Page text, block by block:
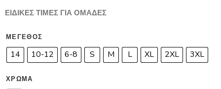
ΕΙΔΙΚΕΣ ΤΙΜΕΣ ΓΙΑ ΟΜΑΔΕΣ
ΜΈΓΕΘΟΣ
14 10-12 6-8 S M L XL 2XL 3XL
ΧΡΏΜΑ